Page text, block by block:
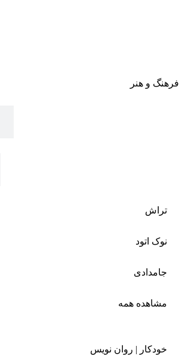
فرهنگ و هنر
تراش
نوک اتود
جامدادی
مشاهده همه
خودکار | روان نویس